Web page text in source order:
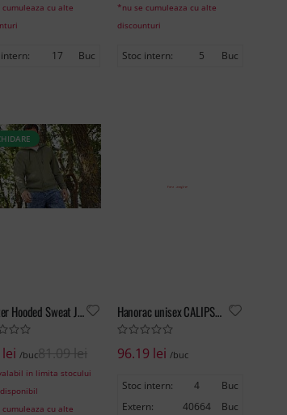
cumuleaza cu alte
intern: 17 Buc
*nu se cumuleaza cu alte
discounturi
Stoc intern: 5 Buc
Sweater Hooded Sweat Jacket
lei/buc81.09 lei
in limita stocului
disponibil
cumuleaza cu alte
Hanorac unisex CALIPSO cu fermoar
96.19 lei /buc
Stoc intern: 4
Buc
Extern:
40664 Buc